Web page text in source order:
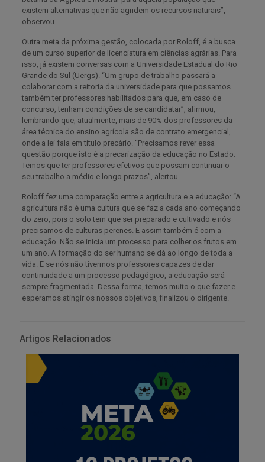
existem alternativas que não agridem os recursos naturais”,
observou.
Outra meta da próxima gestão, colocada por Roloff, é a busca
de um curso superior de licenciatura em ciências agrárias. Para
isso, já existem conversas com a Universidade Estadual do Rio
Grande do Sul (Uergs). “Um grupo de trabalho passará a
colaborar com a reitoria da universidade para que possamos
também ter professores habilitados para que, em caso de
concurso, tenham condições de se candidatar”, afirmou,
lembrando que, atualmente, mais de 90% dos professores da
área técnica do ensino agrícola são de contrato emergencial,
onde a lei fala em título precário. “Precisamos rever essa
questão porque isto é a precarização da educação no Estado.
Temos que ter professores efetivos que possam continuar o
seu trabalho a médio e longo prazos”, alertou.
Roloff fez uma comparação entre a agricultura e a educação: “A
agricultura não é uma cultura que se faz a cada ano começando
do zero, pois o solo tem que ser preparado e cultivado e nós
precisamos de culturas perenes. E assim também é com a
educação. Não se inicia um processo para colher os frutos em
um ano. A formação do ser humano se dá ao longo de toda a
vida. E se nós não tivermos professores capazes de dar
continuidade a um processo pedagógico, a educação será
sempre fragmentada. Dessa forma, temos muito o que fazer e
esperamos atingir os nossos objetivos, finalizou o dirigente.
Artigos Relacionados